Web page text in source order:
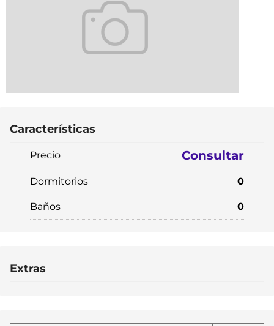
Características
Precio Consultar
Dormitorios 0
Baños 0
Extras